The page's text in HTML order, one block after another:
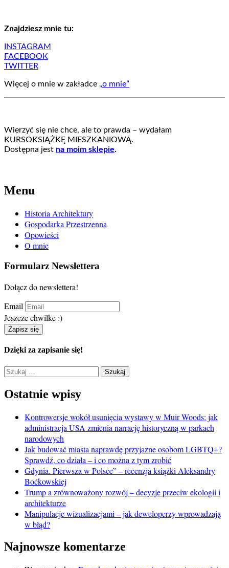
Znajdziesz mnie tu:
INSTAGRAM
FACEBOOK
TWITTER
Więcej o mnie w zakładce „o mnie”
Wierzyć się nie chce, ale to prawda – wydałam
KURSOKSIĄŻKĘ MIESZKANIOWĄ.
Dostępna jest na moim sklepie.
Menu
Historia Architektury
Gospodarka Przestrzenna
Opowieści
O mnie
Formularz Newslettera
Dołącz do newslettera!
Email
Jeszcze chwilke :)
Zapisz się
Dzięki za zapisanie się!
Szukaj:
Ostatnie wpisy
Kontrowersje wokół usunięcia wystawy w Muir Woods: jak
administracja USA zmienia narrację historyczną w parkach
narodowych
Jak budować miasta naprawdę przyjazne osobom LGBTQ+?
Sprawdź, co działa – i co można z tym zrobić
Gdynia. Pierwsza w Polsce” – recenzja książki Aleksandry
Boćkowskiej
Trump a zrównoważony rozwój – decyzje przeciw ekologii i
architekturze
Manipulacje wizualizacjami – jak deweloperzy wprowadzają
w błąd?
Najnowsze komentarze